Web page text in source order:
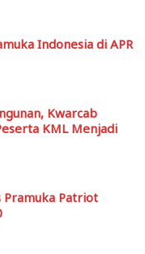
Indonesia di APR
Kwarcab
KML Menjadi
Pramuka Patriot